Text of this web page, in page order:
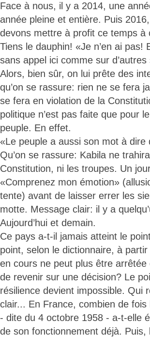
Face à nous, il y a 2014, une
année pleine et entière. Puis
devons mettre à profit ce temps à
Tiens le dauphin! «Je n’en ai pas!
sans appel ici comme sur d’autres
Alors, bien sûr, on lui prête des
qu’on se rassure: rien ne se fera
se fera en violation de la
politique n’est pas faite que pour
peuple. En effet.
«Le peuple a aussi son mot à
Qu’on se rassure: Kabila ne
Constitution, ni les troupes. Un
«Comprenez mon émotion»
tente) avant de laisser errer les
motte. Message clair: il y a
Aujourd’hui et demain.
Ce pays a-t-il jamais atteint le
point, selon le dictionnaire, à
en cours ne peut plus être
de revenir sur une décision? Le
résilience devient impossible. Qui
clair... En France, combien de
- dite du 4 octobre 1958 - a-t-elle
de son fonctionnement déjà.